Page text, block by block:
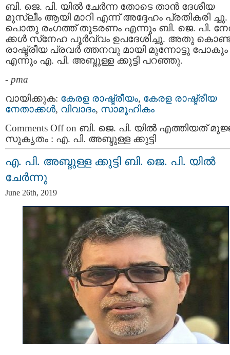
ബി. ജെ. പി. യില്‍ ചേര്‍ന്ന തോടെ താന്‍ ദേശീയ
മുസ്ലീം ആയി മാറി എന്ന് അദ്ദേഹം പ്രതികരി ച്ചു.
പൊതു രംഗത്ത് തുടരണം എന്നും ബി. ജെ. പി.
ക്കള്‍ സ്‌നേഹ പൂര്‍വ്വം ഉപദേശിച്ചു. അതു
രാഷ്ട്രീയ പ്രവർ ത്തനവു മായി മുന്നോട്ടു പോകും
എന്നും എ. പി. അബ്ദുള്ള ക്കുട്ടി പറഞ്ഞു.
- pma
വായിക്കുക: കേരള രാഷ്ട്രീയം, കേരള രാഷ്ട്രീയ
നേതാക്കള്‍, വിവാദം, സാമൂഹികം
Comments Offon ബി. ജെ. പി. യില്‍ എത്തിയത്
സുകൃതം : എ. പി. അബ്ദുള്ള ക്കുട്ടി
എ. പി. അബ്ദുള്ള ക്കുട്ടി ബി. ജെ. പി. യില്‍
ചേര്‍ന്നു
June 26th, 2019